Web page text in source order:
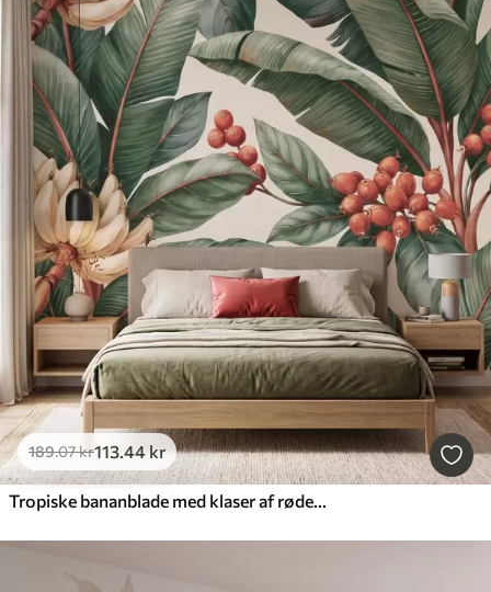
189.07kr113.44 kr
Tropiske bananblade med klaser af røde kaffebær, i akvarelstil